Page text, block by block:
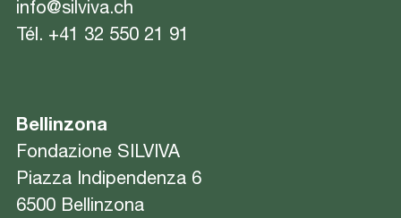
info@silviva.ch
Tél. +41 32 550 21 91
Bellinzona
Fondazione SILVIVA
Piazza Indipendenza 6
6500 Bellinzona